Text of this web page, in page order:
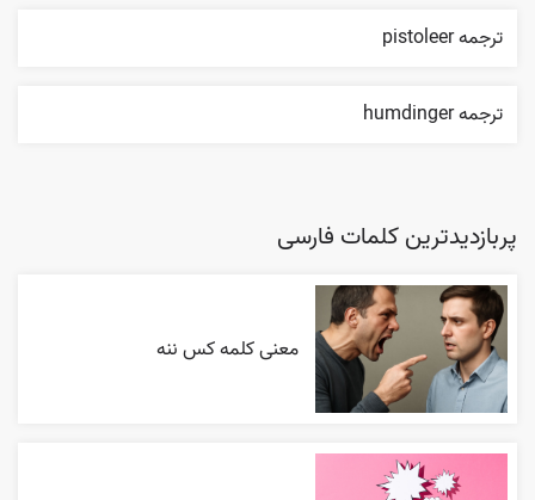
ترجمه pistoleer
ترجمه humdinger
پربازدیدترین کلمات فارسی
معنی کلمه کس ننه